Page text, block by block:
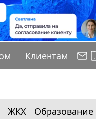
Клиентам
ЖКХ Образование